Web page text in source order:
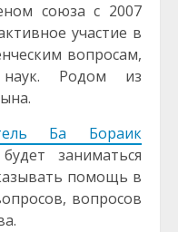
союза с 2007
участие в
вопросам,
наук. Родом из
Ба Бораик
будет заниматься
помощь в
вопросов